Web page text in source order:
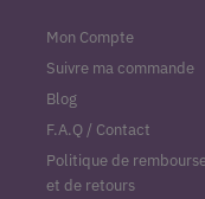
Mon Compte
Suivre ma commande
Blog
F.A.Q / Contact
Politique de
et de retours